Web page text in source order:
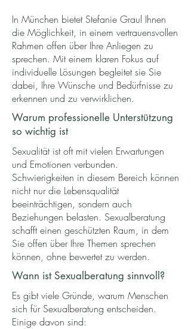
In München bietet Stefanie Graul Ihnen
die Möglichkeit, in einem vertrauensvollen
Rahmen offen über Ihre Anliegen zu
sprechen. Mit einem klaren Fokus auf
individuelle Lösungen begleitet sie Sie
dabei, Ihre Wünsche und Bedürfnisse zu
erkennen und zu verwirklichen.
Warum professionelle Unterstützung
so wichtig ist
Sexualität ist oft mit vielen Erwartungen
und Emotionen verbunden.
Schwierigkeiten in diesem Bereich können
nicht nur die Lebensqualität
beeinträchtigen, sondern auch
Beziehungen belasten. Sexualberatung
schafft einen geschützten Raum, in dem
Sie offen über Ihre Themen sprechen
können, ohne bewertet zu werden.
Wann ist Sexualberatung sinnvoll?
Es gibt viele Gründe, warum Menschen
sich für Sexualberatung entscheiden.
Einige davon sind: